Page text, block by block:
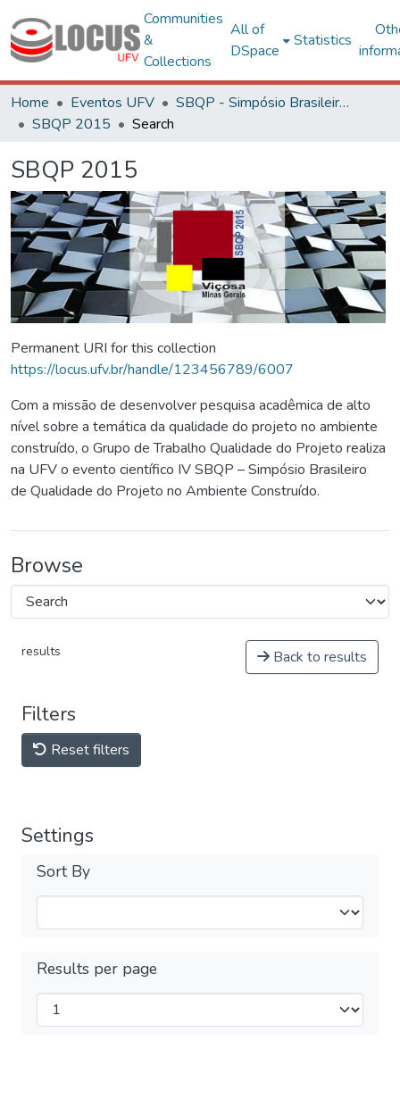
Communities
&
Collections
All of
DSpace
Statistics
Home Eventos UFV
SBQP - Simpósio Brasileiro de Qualidade do Projeto no Ambiente Construído
SBQP 2015
Search
SBQP 2015
Permanent URI for this collection
https://locus.ufv.br/handle/123456789/6007
Com a missão de desenvolver pesquisa acadêmica de alto
nível sobre a temática da qualidade do projeto no ambiente
construído, o Grupo de Trabalho Qualidade do Projeto realiza
na UFV o evento científico IV SBQP – Simpósio Brasileiro
de Qualidade do Projeto no Ambiente Construído.
Browse
results Back to results
Filters
Reset filters
Settings
Sort By
Results per page